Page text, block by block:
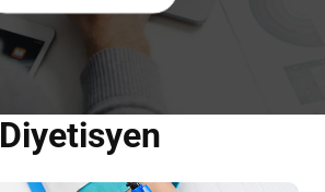
Diyetisyen